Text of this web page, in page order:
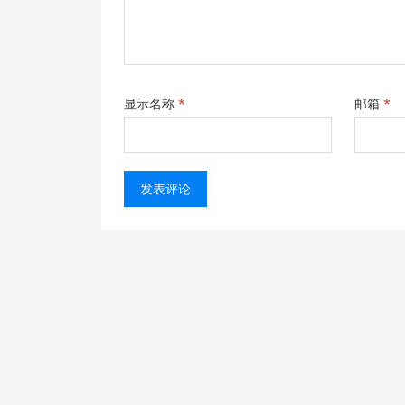
显示名称 * 邮箱 *